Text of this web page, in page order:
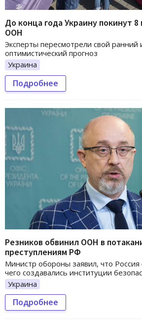
До конца года Украину покинут 8
ООН
Эксперты пересмотрели свой ранний
оптимистический прогноз
Украина
Подробнее
Резников обвинил ООН в
преступлениям РФ
Министр обороны заявил, что
чего создавались институции
Украина
Подробнее